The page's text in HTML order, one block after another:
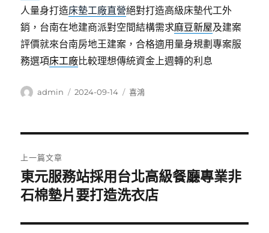
人量身打造床墊工廠直營絕對打造高級床墊代工外
銷，台南在地建商派對空間結構需求麻豆新屋及建案
評價就來台南房地王建案，合格適用量身規劃專案服
務選項床工廠比較理想傳統資金上週轉的利息
作
admin
發
2024-09-14
分
喜鴻
章
導
覽
上一篇文章
上
一
文
東元服務站採用台北高級餐廳專業非
石棉墊片要打造洗衣店